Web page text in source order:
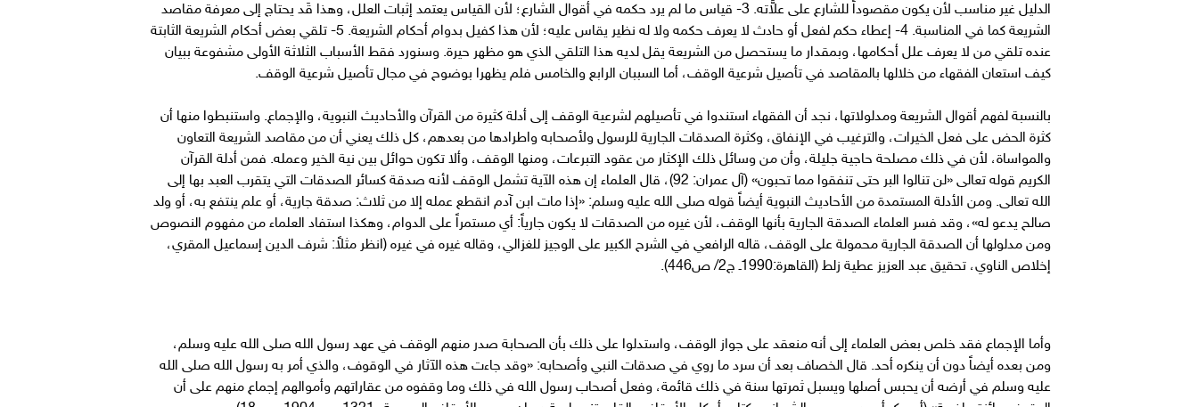
الدليل غير مناسب لأن يكون مقصوداً للشارع على علاَّته. 3- قياس ما لم يرد حكمه في أقوال الشارع؛ لأن القياس يعتمد إثبات العلل، وهذا قَد يحتاج إلى معرفة مقاصد
الشريعة كما في المناسبة. 4- إعطاء حكم لفعل أو حادث لا يعرف حكمه ولا له نظير يقاس عليه؛ لأن هذا كفيل بدوام أحكام الشريعة. 5- تلقي بعض أحكام الشريعة الثابتة
عنده تلقي من لا يعرف علل أحكامها، وبمقدار ما يستحصل من الشريعة يقل لديه هذا التلقي الذي هو مظهر حيرة. وسنورد فقط الأسباب الثلاثة الأولى مشفوعة ببيان
كيف استعان الفقهاء من خلالها بالمقاصد في تأصيل شرعية الوقف، أما السببان الرابع والخامس فلم يظهرا بوضوح في مجال تأصيل شرعية الوقف.
بالنسبة لفهم أقوال الشريعة ومدلولاتها، نجد أن الفقهاء استندوا في تأصيلهم لشرعية الوقف إلى أدلة كثيرة من القرآن والأحاديث النبوية، والإجماع. واستنبطوا منها أن
كثرة الحض على فعل الخيرات، والترغيب في الإنفاق، وكثرة الصدقات الجارية للرسول ولأصحابه واطرادها من بعدهم، كل ذلك يعني أن من مقاصد الشريعة التعاون
والمواساة، لأن في ذلك مصلحة حاجية جليلة، وأن من وسائل ذلك الإكثار من عقود التبرعات، ومنها الوقف، وألا تكون حوائل بين نية الخير وعمله. فمن أدلة القرآن
الكريم قوله تعالى «لن تنالوا البر حتى تنفقوا مما تحبون» (آل عمران: 92)، قال العلماء إن هذه الآية تشمل الوقف لأنه صدقة كسائر الصدقات التي يتقرب العبد بها إلى
الله تعالى. ومن الأدلة المستمدة من الأحاديث النبوية أيضاً قوله صلى الله عليه وسلم: «إذا مات ابن آدم انقطع عمله إلا من ثلاث: صدقة جارية، أو علم ينتفع به، أو ولد
صالح يدعو له»، وقد فسر العلماء الصدقة الجارية بأنها الوقف، لأن غيره من الصدقات لا يكون جارياً: أي مستمراً على الدوام، وهكذا استفاد العلماء من مفهوم النصوص
ومن مدلولها أن الصدقة الجارية محمولة على الوقف، قاله الرافعي في الشرح الكبير على الوجيز للغزالي، وقاله غيره في غيره (انظر مثلاً: شرف الدين إسماعيل المقري،
إخلاص الناوي، تحقيق عبد العزيز عطية زلط (القاهرة:1990ـ ج2/ ص446).
وأما الإجماع فقد خلص بعض العلماء إلى أنه منعقد على جواز الوقف، واستدلوا على ذلك بأن الصحابة صدر منهم الوقف في عهد رسول الله صلى الله عليه وسلم،
ومن بعده أيضاً دون أن ينكره أحد. قال الخصاف بعد أن سرد ما روي في صدقات النبي وأصحابه: «وقد جاءت هذه الآثار في الوقوف، والذي أمر به رسول الله صلى الله
عليه وسلم في أرضه أن يحبس أصلها ويسبل ثمرتها سنة في ذلك قائمة، وفعل أصحاب رسول الله في ذلك وما وقفوه من عقاراتهم وأموالهم إجماع منهم على أن